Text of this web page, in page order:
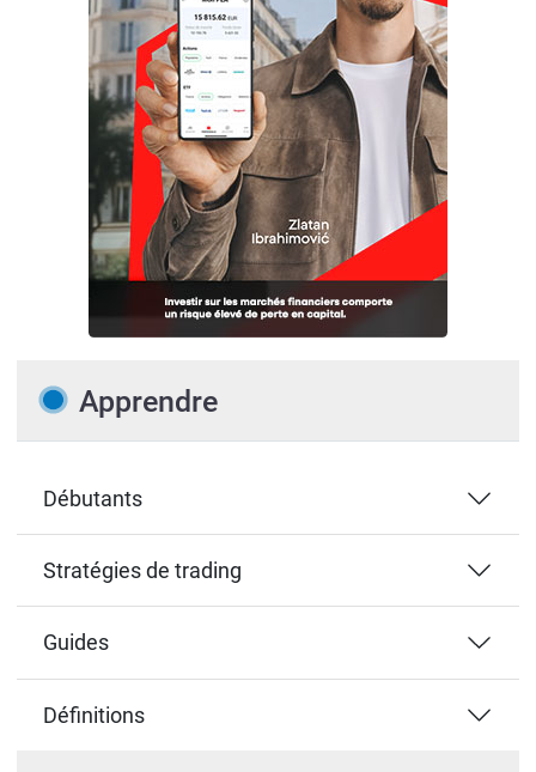
Apprendre
Débutants
Stratégies de trading
Guides
Définitions